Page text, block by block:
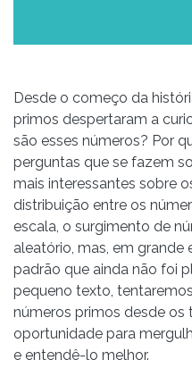
Desde o começo da
primos despertaram a
são esses números? Por
perguntas que se fazem
mais interessantes sobre
distribuição entre os
escala, o surgimento de
aleatório, mas, em grande
padrão que ainda não foi
pequeno texto,
números primos desde
oportunidade para
e entendê-lo melhor.